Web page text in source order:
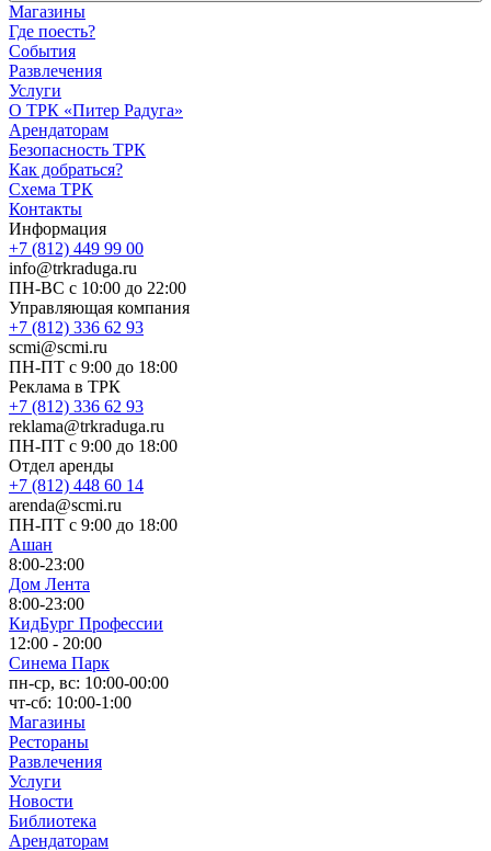
Магазины
Где поесть?
События
Развлечения
Услуги
О ТРК «Питер Радуга»
Арендаторам
Безопасность ТРК
Как добраться?
Схема ТРК
Контакты
Информация
+7 (812) 449 99 00
info@trkraduga.ru
ПН-ВС с 10:00 до 22:00
Управляющая компания
+7 (812) 336 62 93
scmi@scmi.ru
ПН-ПТ с 9:00 до 18:00
Реклама в ТРК
+7 (812) 336 62 93
reklama@trkraduga.ru
ПН-ПТ с 9:00 до 18:00
Отдел аренды
+7 (812) 448 60 14
arenda@scmi.ru
ПН-ПТ с 9:00 до 18:00
Ашан
8:00-23:00
Дом Лента
8:00-23:00
КидБург Профессии
12:00 - 20:00
Синема Парк
пн-ср, вс: 10:00-00:00
чт-сб: 10:00-1:00
Магазины
Рестораны
Развлечения
Услуги
Новости
Библиотека
Арендаторам